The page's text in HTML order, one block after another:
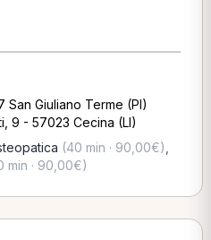
San Giuliano Terme (PI)
9 - 57023 Cecina (LI)
(40 min · 90,00€)
min · 90,00€)